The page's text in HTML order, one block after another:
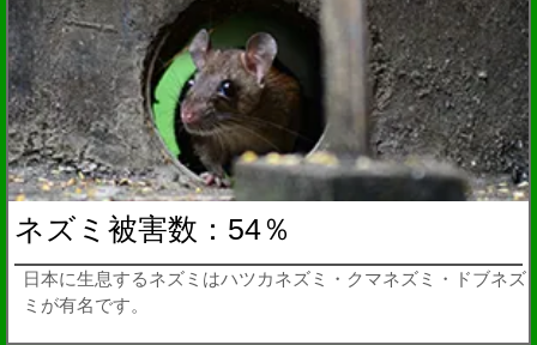
ネズミ被害数：54％
日本に生息するネズミはハツカネズミ・クマネズミ・ドブネズ
ミが有名です。